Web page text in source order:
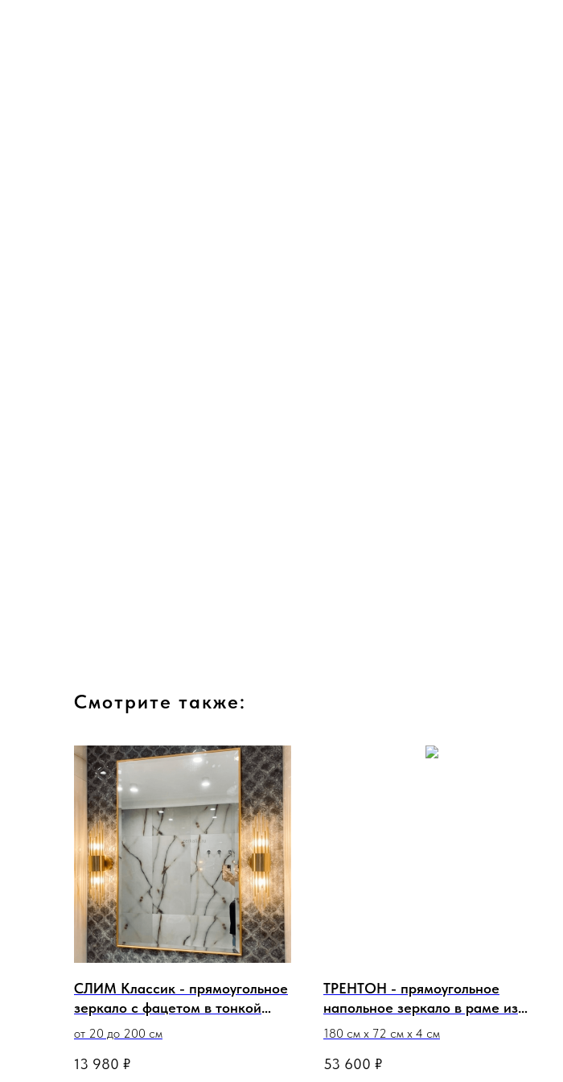
Смотрите также:
СЛИМ Классик - прямоугольное
зеркало с фацетом в тонкой
золотой раме из МДФ
от 20 до 200 см
13 980 ₽
ТРЕНТОН - прямоугольное
напольное зеркало в раме из
маленьких зеркал с фацетами
180 см х 72 см х 4 см
53 600 ₽